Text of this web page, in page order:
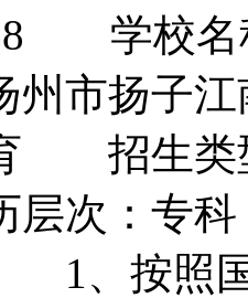
学校
州市扬子
招生类
次：专
、按照国